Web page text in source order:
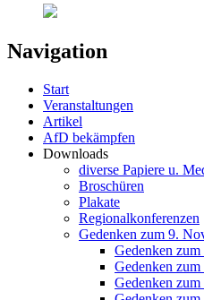
Navigation
Start
Veranstaltungen
Artikel
AfD bekämpfen
Downloads
diverse Papiere u.
Broschüren
Plakate
Regionalkonferenzen
Gedenken zum 9.
Gedenken
Gedenken
Gedenken